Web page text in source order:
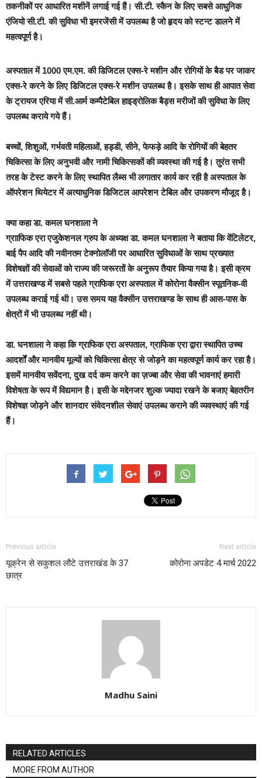
तकनीकों पर आधारित मशीनें लगाई गई हैं। सी.टी. स्कैन के लिए सबसे आधुनिक
एंजियो सी.टी. की सुविधा भी इमरजेंसी में उपलब्ध है जो हृदय को स्टन्ट डालने में
महत्वपूर्ण है।
अस्पताल में 1000 एम.एम. की डिजिटल एक्स-रे मशीन और रोगियों के बैड पर जाकर
एक्स-रे करने के लिए डिजिटल एक्स-रे मशीन उपलब्ध है। इसके साथ ही आपात सेवा
के ट्रायज एरिया में सी.आर्म कम्पैटेबिल हाइड्रोलिक बैड्स मरीजों की सुविधा के लिए
उपलब्ध कराये गये हैं।
बच्चों, शिशुओं, गर्भवती महिलाओं, हड्डी, सीने, फेफड़े आदि के रोगियों की बेहतर
चिकित्सा के लिए अनुभवी और नामी चिकित्सकों की व्यवस्था की गई है। तुरंत सभी
तरह के टेस्ट करने के लिए स्थापित लैब्स भी लगातार कार्य कर रही है अस्पताल के
ऑपरेशन थियेटर में अत्याधुनिक डिजिटल आपरेशन टेबिल और उपकरण मौजूद है।
क्या कहा डा. कमल घनशाला ने
ग्रााफिक एरा एजुकेशनल ग्रुप के अध्यक्ष डा. कमल घनशाला ने बताया कि वेंटिलेटर,
बाई पैप आदि की नवीनतम टेक्नोलाॅजी पर आधारित सुविधाओं के साथ प्रख्यात
विशेषज्ञों की सेवाओं को राज्य की जरूरतों के अनुरूप तैयार किया गया है। इसी क्रम
में उत्तराखण्ड में सबसे पहले ग्राफिक एरा अस्पताल में कोरोना वैक्सीन स्पूतनिक-वी
उपलब्ध कराई गई थी। उस समय यह वैक्सीन उत्तराखण्ड के साथ ही आस-पास के
क्षेत्रों में भी उपलब्ध नहीं थी।
डा. घनशाला ने कहा कि ग्राफिक एरा अस्पताल, ग्राफिक एरा द्वारा स्थापित उच्च
आदर्शों और मानवीय मूल्यों को चिकित्सा क्षेत्र से जोड़ने का महत्वपूर्ण कार्य कर रहा है।
इसमें मानवीय सवेंदना, दुख दर्द कम करने का ज़ज्बा और सेवा की भावनाएं हमारी
विशेषता के रूप में विद्यमान है। इसी के मद्देनजर शुल्क ज्यादा रखने के बजाए बेहतरीन
विशेषज्ञ जोड़ने और शानदार संवेदनशील सेवाएं उपलब्ध कराने की व्यवस्थाएं की गई
हैं।
Previous article
यूक्रेन से सकुशल लौटे उत्तराखंड के 37
छात्र
Next article
कोरोना अपडेट 4 मार्च 2022
Madhu Saini
RELATED ARTICLES
MORE FROM AUTHOR